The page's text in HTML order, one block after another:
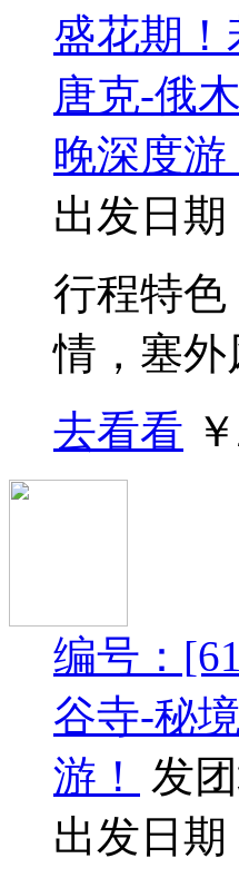
盛花期
唐克-俄
晚深度游
出发日期
行程特
情，塞
去看看 ￥
编号：
谷寺-秘
游！
发
出发日期